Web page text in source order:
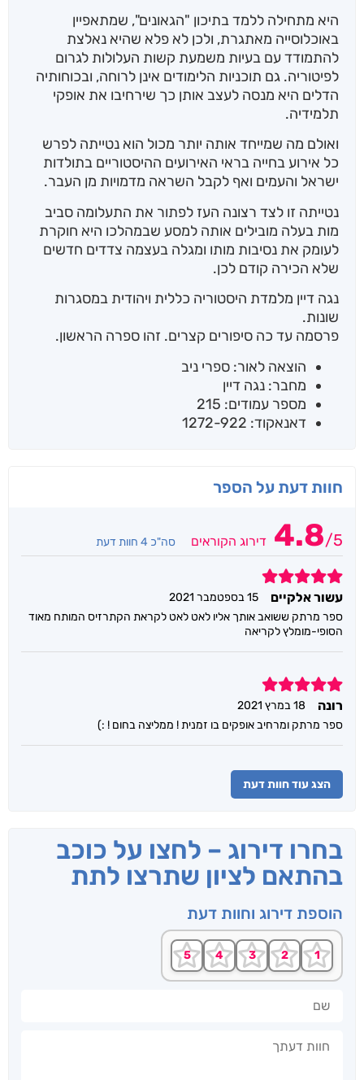
היא מתחילה ללמד בתיכון "הגאונים", שמתאפיין
באוכלוסייה מאתגרת, ולכן לא פלא שהיא נאלצת
להתמודד עם בעיות משמעת קשות העלולות לגרום
לפיטוריה. גם תוכניות הלימודים אינן לרוחה, ובכוחותיה
הדלים היא מנסה לעצב אותן כך שירחיבו את אופקי
תלמידיה.
ואולם מה שמייחד אותה יותר מכול הוא נטייתה לפרש
כל אירוע בחייה בראי האירועים ההיסטוריים בתולדות
ישראל והעמים ואף לקבל השראה מדמויות מן העבר.
נטייתה זו לצד רצונה העז לפתור את התעלומה סביב
מות בעלה מובילים אותה למסע שבמהלכו היא חוקרת
לעומק את נסיבות מותו ומגלה בעצמה צדדים חדשים
שלא הכירה קודם לכן.
נגה דיין מלמדת היסטוריה כללית ויהודית במסגרות
שונות.
פרסמה עד כה סיפורים קצרים. זהו ספרה הראשון.
הוצאה לאור: ספרי ניב
מחבר: נגה דיין
מספר עמודים: 215
דאנאקוד: 1272-922
חוות דעת על הספר
4.8/5 דירוג הקוראים סה"כ 4 חוות דעת
5
עשור אלקיים
15 בספטמבר 2021
ספר מרתק ששואב אותך אליו לאט לאט לקראת הקתרזיס המותח מאוד
הסופי-מומלץ לקריאה
5
רונה
18 במרץ 2021
ספר מרתק ומרחיב אופקים בו זמנית ! ממליצה בחום ! :)
הצג עוד חוות דעת
בחרו דירוג – לחצו על כוכב
בהתאם לציון שתרצו לתת
הוספת דירוג וחוות דעת